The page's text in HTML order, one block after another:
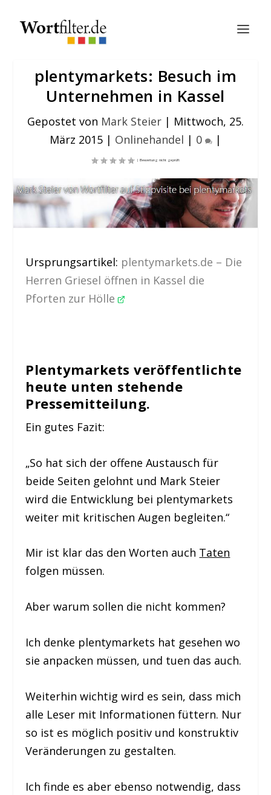
plentymarkets: Besuch im
Unternehmen in Kassel
Gepostet von Mark Steier | Mittwoch, 25.
März 2015 | Onlinehandel | 0 |
Ursprungsartikel: plentymarkets.de – Die
Herren Griesel öffnen in Kassel die
Pforten zur Hölle
Plentymarkets veröffentlichte
heute unten stehende
Pressemitteilung.
Ein gutes Fazit:
„So hat sich der offene Austausch für
beide Seiten gelohnt und Mark Steier
wird die Entwicklung bei plentymarkets
weiter mit kritischen Augen begleiten.“
Mir ist klar das den Worten auch Taten
folgen müssen.
Aber warum sollen die nicht kommen?
Ich denke plentymarkets hat gesehen wo
sie anpacken müssen, und tuen das auch.
Weiterhin wichtig wird es sein, dass mich
alle Leser mit Informationen füttern. Nur
so ist es möglich positiv und konstruktiv
Veränderungen zu gestalten.
Ich finde es aber ebenso notwendig, dass